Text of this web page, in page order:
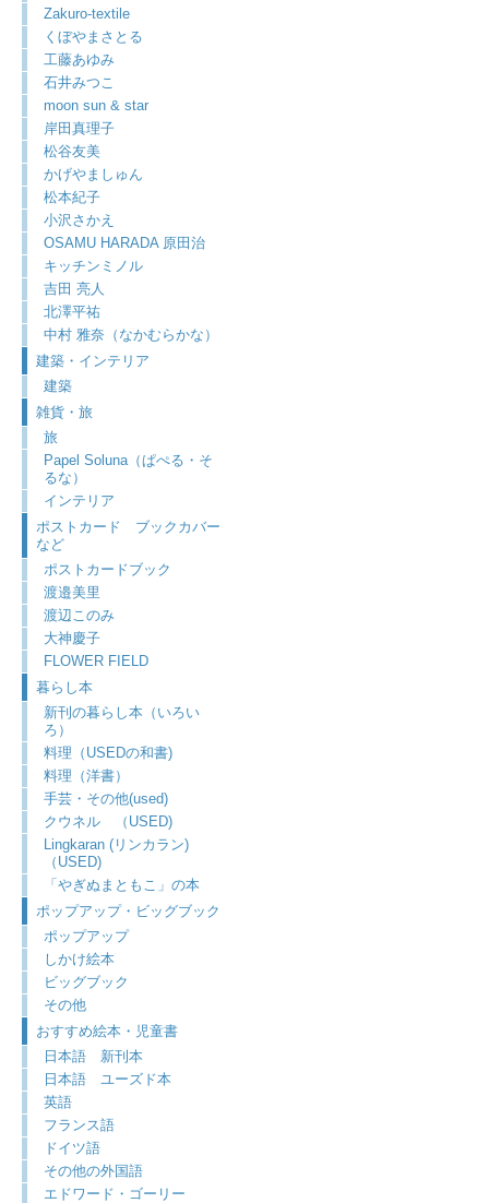
Zakuro-textile
くぼやまさとる
工藤あゆみ
石井みつこ
moon sun & star
岸田真理子
松谷友美
かげやましゅん
松本紀子
小沢さかえ
OSAMU HARADA 原田治
キッチンミノル
吉田 亮人
北澤平祐
中村 雅奈（なかむらかな）
建築・インテリア
建築
雑貨・旅
旅
Papel Soluna（ぱぺる・そ
るな）
インテリア
ポストカード ブックカバー
など
ポストカードブック
渡邉美里
渡辺このみ
大神慶子
FLOWER FIELD
暮らし本
新刊の暮らし本（いろい
ろ）
料理（USEDの和書)
料理（洋書）
手芸・その他(used)
クウネル （USED)
Lingkaran (リンカラン)
（USED)
「やぎぬまともこ」の本
ポップアップ・ビッグブック
ポップアップ
しかけ絵本
ビッグブック
その他
おすすめ絵本・児童書
日本語 新刊本
日本語 ユーズド本
英語
フランス語
ドイツ語
その他の外国語
エドワード・ゴーリー